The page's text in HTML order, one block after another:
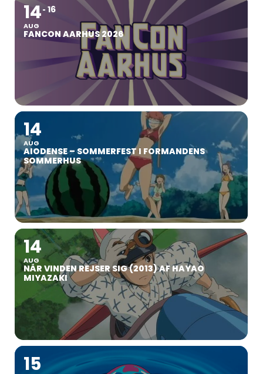
14
AUG
16
FANCON AARHUS 2026
14
AUG
AIODENSE – SOMMERFEST I FORMANDENS
SOMMERHUS
14
AUG
NÅR VINDEN REJSER SIG (2013) AF HAYAO
MIYAZAKI
15